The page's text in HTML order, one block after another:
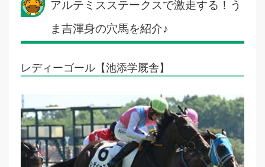
アルテミスステークスで激走する！う
ま吉渾身の穴馬を紹介♪
レディーゴール【池添学厩舎】